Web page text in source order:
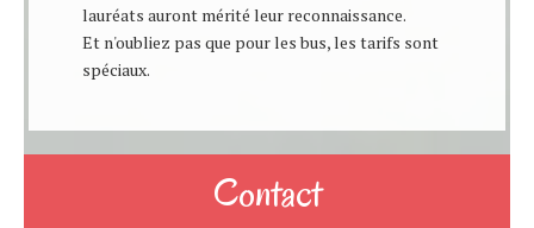
lauréats auront mérité leur reconnaissance.
Et n'oubliez pas que pour les bus, les tarifs sont
spéciaux.
Contact